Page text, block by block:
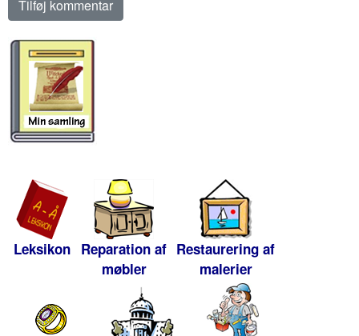
Leksikon Reparation af
møbler
Restaurering af
malerier